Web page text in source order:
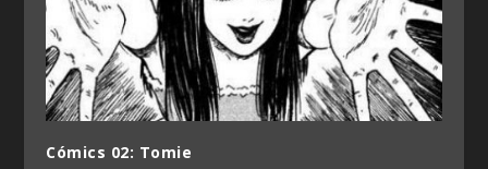
Cómics 02: Tomie